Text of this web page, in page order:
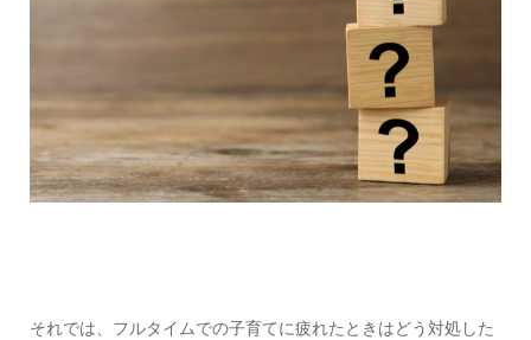
それでは、フルタイムでの子育てに疲れたときはどう対処した